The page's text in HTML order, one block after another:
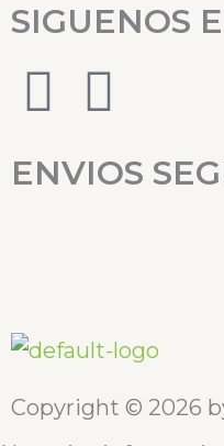
SIGUENOS
F
a
c
o
o
I
n
s
g
r
ENVIOS
Copyright © 2026